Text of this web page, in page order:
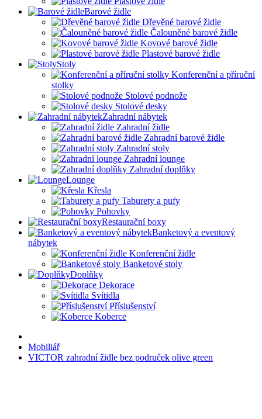
Barové židle
Dřevěné barové židle
Čalouněné barové židle
Kovové barové židle
Plastové barové židle
Stoly
Konferenční a příruční
stolky
Stolové podnože
Stolové desky
Zahradní nábytek
Zahradní židle
Zahradní barové židle
Zahradní stoly
Zahradní lounge
Zahradní doplňky
Lounge
Křesla
Taburety a pufy
Pohovky
Restaurační boxy
Banketový a eventový
nábytek
Konferenční židle
Banketové stoly
Doplňky
Dekorace
Svítidla
Příslušenství
Koberce
Mobiliář
VICTOR zahradní židle bez područek olive green